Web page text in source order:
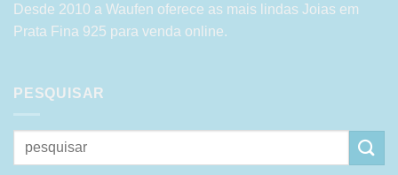
Desde 2010 a Waufen oferece as mais lindas Joias em
Prata Fina 925 para venda online.
PESQUISAR
Pesquisar
por: